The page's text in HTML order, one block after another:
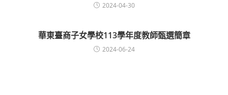
2024-04-30
華東臺商子女學校113學年度教師甄選簡章
2024-06-24